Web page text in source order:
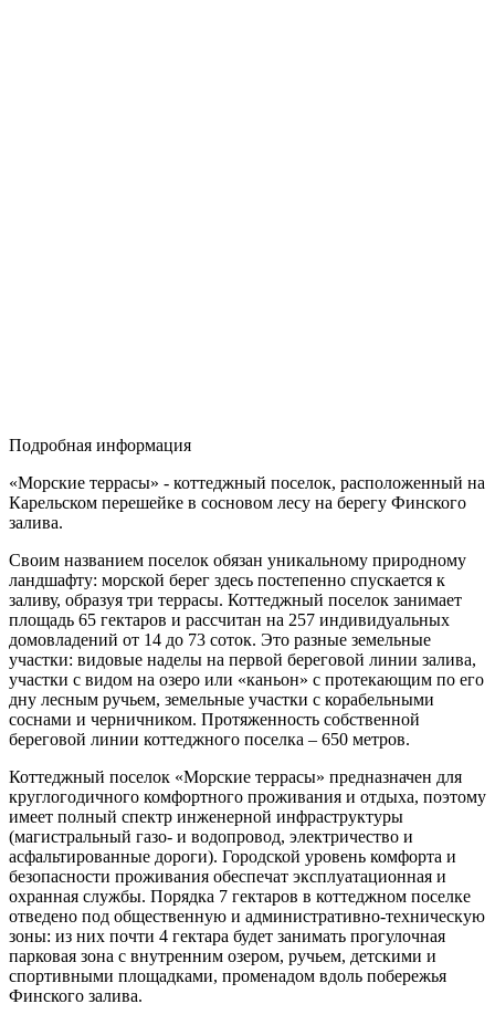
Подробная информация
«Морские террасы» - коттеджный поселок, расположенный на
Карельском перешейке в сосновом лесу на берегу Финского
залива.
Своим названием поселок обязан уникальному природному
ландшафту: морской берег здесь постепенно спускается к
заливу, образуя три террасы. Коттеджный поселок занимает
площадь 65 гектаров и рассчитан на 257 индивидуальных
домовладений от 14 до 73 соток. Это разные земельные
участки: видовые наделы на первой береговой линии залива,
участки с видом на озеро или «каньон» с протекающим по его
дну лесным ручьем, земельные участки с корабельными
соснами и черничником. Протяженность собственной
береговой линии коттеджного поселка – 650 метров.
Коттеджный поселок «Морские террасы» предназначен для
круглогодичного комфортного проживания и отдыха, поэтому
имеет полный спектр инженерной инфраструктуры
(магистральный газо- и водопровод, электричество и
асфальтированные дороги). Городской уровень комфорта и
безопасности проживания обеспечат эксплуатационная и
охранная службы. Порядка 7 гектаров в коттеджном поселке
отведено под общественную и административно-техническую
зоны: из них почти 4 гектара будет занимать прогулочная
парковая зона с внутренним озером, ручьем, детскими и
спортивными площадками, променадом вдоль побережья
Финского залива.